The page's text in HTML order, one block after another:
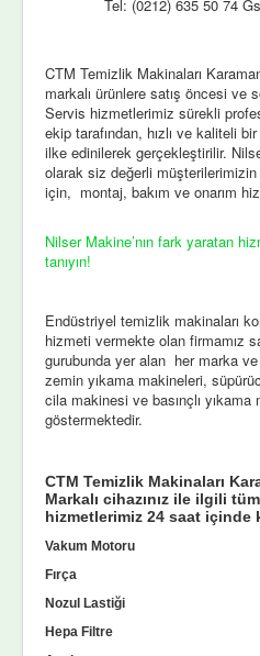
Tel: (0212) 635 50 74
CTM Temizlik Makinaları
markalı ürünlere satış öncesi ve
Servis hizmetlerimiz sürekli
ekip tarafından, hızlı ve kaliteli
ilke edinilerek gerçekleştirilir.
olarak siz değerli
için, montaj, bakım ve onarım
Nilser Makine’nın fark yaratan
tanıyın!
Endüstriyel temizlik makinaları
hizmeti vermekte olan firmamız
gurubunda yer alan her marka
zemin yıkama makineleri,
cila makinesi ve basınçlı
göstermektedir.
CTM Temizlik Makinaları
Markalı cihazınız ile ilgili
hizmetlerimiz 24 saat içinde
Vakum Motoru
Fırça
Nozul Lastiği
Hepa Filtre